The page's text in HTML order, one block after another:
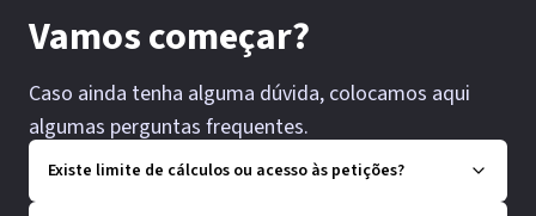
Vamos começar?
Caso ainda tenha alguma dúvida, colocamos aqui
algumas perguntas frequentes.
Existe limite de cálculos ou acesso às petições?